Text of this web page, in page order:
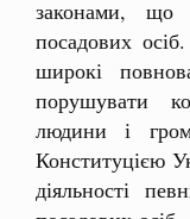
законами, що
посадових
широкі
порушувати
людини і
Конституцією
діяльності